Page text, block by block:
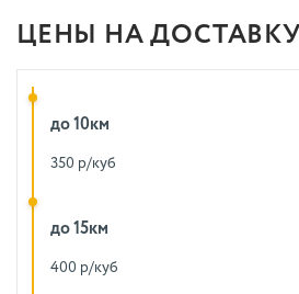
ЦЕНЫ НА
до 10км
350 р/куб
до 15км
400 р/куб